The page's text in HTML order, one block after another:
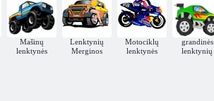
Dviračių lenktynių matematikos atėmimas
Mašinų
lenktynės
Lenktynių
Merginos
Motociklų
lenktynės
grandinės
lenktynių